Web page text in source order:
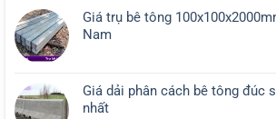
Giá trụ bê tông
Nam
Giá dải phân cách bê tông đúc
nhất